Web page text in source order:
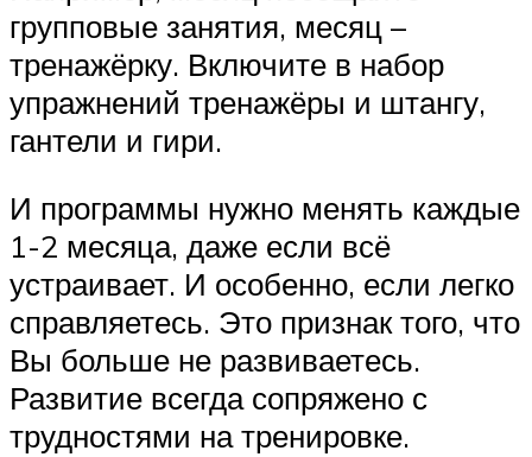
групповые занятия, месяц –
тренажёрку. Включите в набор
упражнений тренажёры и штангу,
гантели и гири.
И программы нужно менять каждые
1-2 месяца, даже если всё
устраивает. И особенно, если легко
справляетесь. Это признак того, что
Вы больше не развиваетесь.
Развитие всегда сопряжено с
трудностями на тренировке.